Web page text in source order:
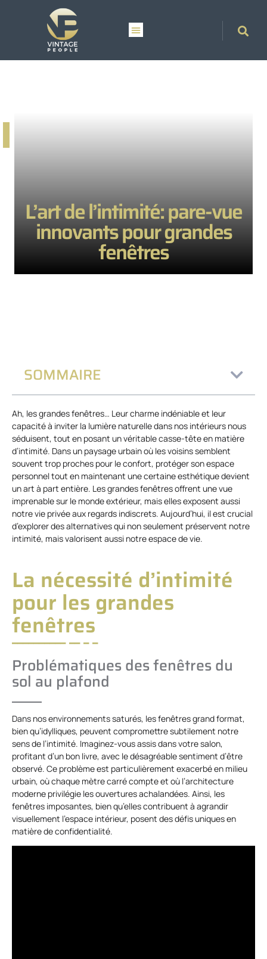
L’art de l’intimité: pare-vue
innovants pour grandes
fenêtres
SOMMAIRE
Ah, les grandes fenêtres… Leur charme indéniable et leur
capacité à inviter la lumière naturelle dans nos intérieurs nous
séduisent, tout en posant un véritable casse-tête en matière
d’intimité. Dans un paysage urbain où les voisins semblent
souvent trop proches pour le confort, protéger son espace
personnel tout en maintenant une certaine esthétique devient
un art à part entière. Les grandes fenêtres offrent une vue
imprenable sur le monde extérieur, mais elles exposent aussi
notre vie privée aux regards indiscrets. Aujourd’hui, il est crucial
d’explorer des alternatives qui non seulement préservent notre
intimité, mais valorisent aussi notre espace de vie.
La nécessité d’intimité
pour les grandes
fenêtres
Problématiques des fenêtres du
sol au plafond
Dans nos environnements saturés, les fenêtres grand format,
bien qu’idylliques, peuvent compromettre subtilement notre
sens de l’intimité. Imaginez-vous assis dans votre salon,
profitant d’un bon livre, avec le désagréable sentiment d’être
observé. Ce problème est particulièrement exacerbé en milieu
urbain, où chaque mètre carré compte et où l’architecture
moderne privilégie les ouvertures achalandées. Ainsi, les
fenêtres imposantes, bien qu’elles contribuent à agrandir
visuellement l’espace intérieur, posent des défis uniques en
matière de confidentialité.